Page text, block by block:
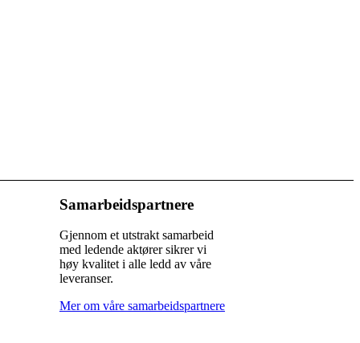
Samarbeidspartnere
Gjennom et utstrakt samarbeid
med ledende aktører sikrer vi
høy kvalitet i alle ledd av våre
leveranser.
Mer om våre samarbeidspartnere